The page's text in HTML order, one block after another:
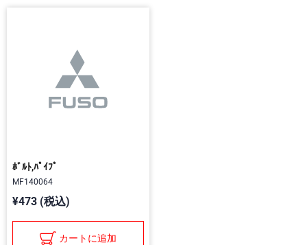
ﾎﾞﾙﾄ,ﾊﾟｲﾌﾟ
MF140064
¥473 (税込)
カートに追加